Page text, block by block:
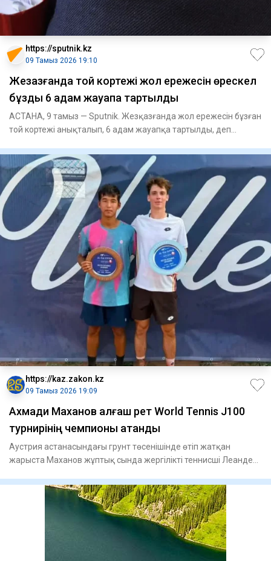
https://sputnik.kz
09 Тамыз 2026 19:10
Жезқазғанда той кортежі жол ережесін өрескел
бұзды 6 адам жауапқа тартылды
АСТАНА, 9 тамыз — Sputnik. Жезқазғанда жол ережесін бұзған
той кортежі анықталып, 6 адам жауапқа тартылды, деп
https://kaz.zakon.kz
09 Тамыз 2026 19:09
Ахмади Маханов алғаш рет World Tennis J100
турнирінің чемпионы атанды
Аустрия астанасындағы грунт төсенішінде өтіп жатқан
жарыста Маханов жұптық сында жергілікті теннисші Леандер